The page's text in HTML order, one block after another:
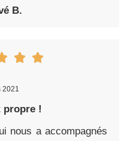
B.
2021
propre !
nous a accompagnés